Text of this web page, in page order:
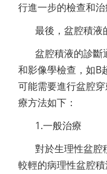
行進一步的檢查和治
最後，盆腔積液
盆腔積液的診斷
和影像學檢查，如B
可能需要進行盆腔
療方法如下：
1.一般治療
對於生理性盆腔
較輕的病理性盆腔